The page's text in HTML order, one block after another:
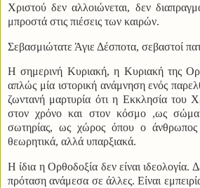
Χριστού δεν αλλοιώνεται, δεν
μπροστά στις πιέσεις των καιρών.
Σεβασμιώτατε Άγιε Δέσποτα, σεβαστοί
Η σημερινή Κυριακή, η Κυριακή της
απλώς μία ιστορική ανάμνηση ενός
ζωντανή μαρτυρία ότι η Εκκλησία του
στον χρόνο και στον κόσμο ,ως
σωτηρίας, ως χώρος όπου ο
θεωρητικά, αλλά υπαρξιακά.
Η ίδια η Ορθοδοξία δεν είναι ιδεολογία.
πρόταση ανάμεσα σε άλλες. Είναι